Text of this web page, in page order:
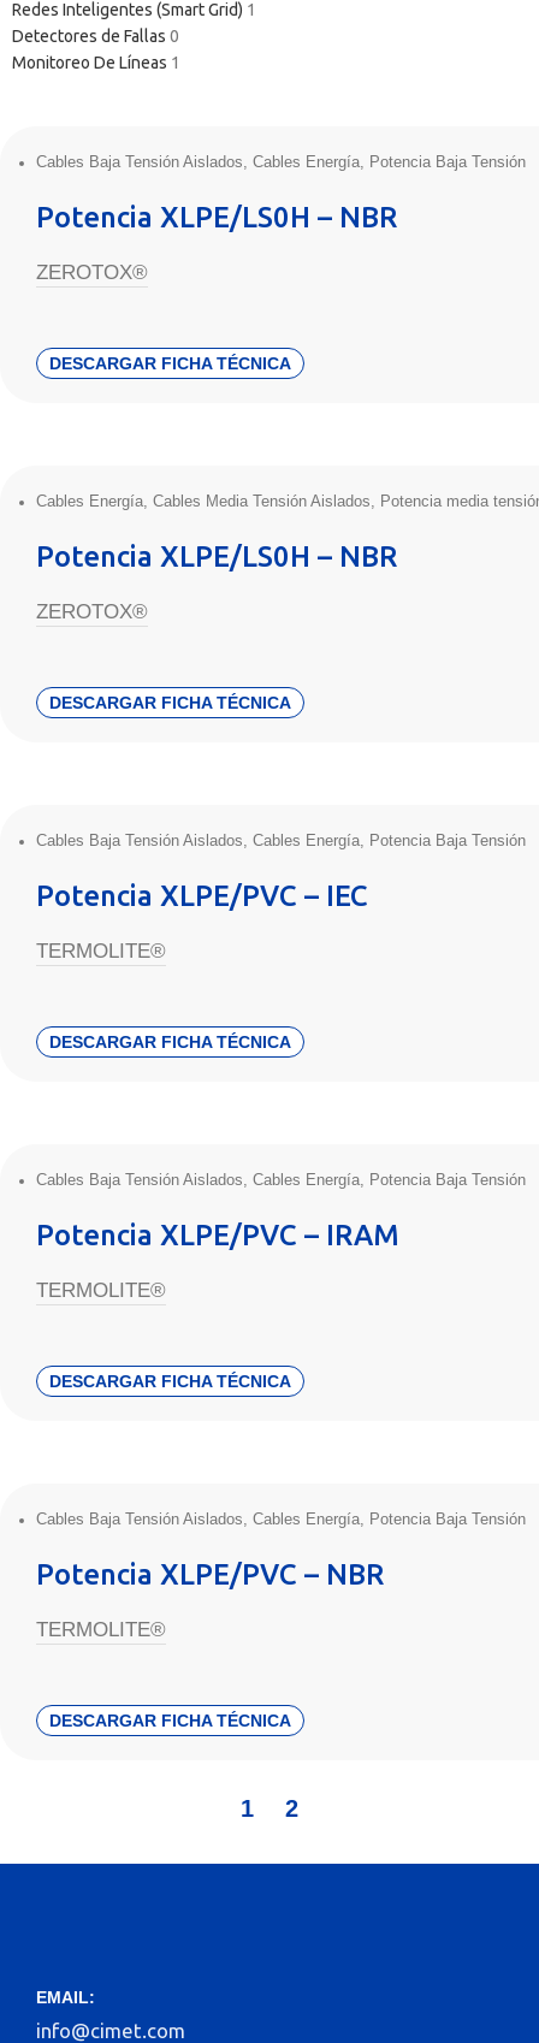
Redes Inteligentes (Smart Grid) 1
Detectores de Fallas 0
Monitoreo De Líneas 1
Cables Baja Tensión Aislados, Cables Energía, Potencia Baja Tensión
Potencia XLPE/LS0H – NBR
ZEROTOX®
DESCARGAR FICHA TÉCNICA
Cables Energía, Cables Media Tensión Aislados, Potencia media
Potencia XLPE/LS0H – NBR
ZEROTOX®
DESCARGAR FICHA TÉCNICA
Cables Baja Tensión Aislados, Cables Energía, Potencia Baja Tensión
Potencia XLPE/PVC – IEC
TERMOLITE®
DESCARGAR FICHA TÉCNICA
Cables Baja Tensión Aislados, Cables Energía, Potencia Baja Tensión
Potencia XLPE/PVC – IRAM
TERMOLITE®
DESCARGAR FICHA TÉCNICA
Cables Baja Tensión Aislados, Cables Energía, Potencia Baja Tensión
Potencia XLPE/PVC – NBR
TERMOLITE®
DESCARGAR FICHA TÉCNICA
1 2
EMAIL:
info@cimet.com